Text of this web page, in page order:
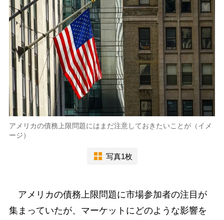
アメリカの債務上限問題にはまだ注意しておきたいことが（イメ
ージ）
写真1枚
アメリカの債務上限問題に市場参加者の注目が
集まっていたが、マーケットにどのような影響を